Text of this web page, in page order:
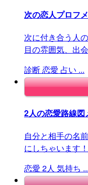
次の恋人プロフ
次に付き合う人
目の雰囲気、出
診断恋愛 占い ...
2人の恋愛路線図
自分と相手の名
にしちゃいます！
恋愛 2人 気持ち ...